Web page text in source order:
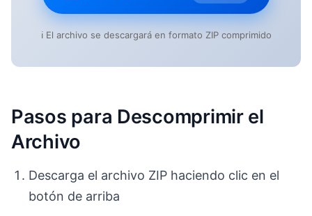
ℹ️ El archivo se descargará en formato ZIP comprimido
Pasos para Descomprimir el
Archivo
Descarga el archivo ZIP haciendo clic en el
botón de arriba